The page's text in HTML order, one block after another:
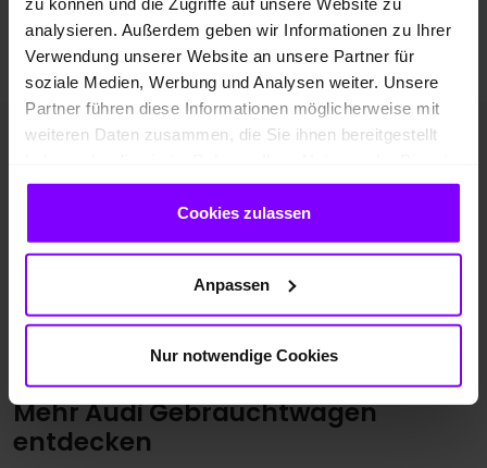
analysieren. Außerdem geben wir Informationen zu Ihrer
Verwendung unserer Website an unsere Partner für
soziale Medien, Werbung und Analysen weiter. Unsere
Partner führen diese Informationen möglicherweise mit
weiteren Daten zusammen, die Sie ihnen bereitgestellt
gesammelt haben.
Cookies zulassen
Anpassen
Nur notwendige Cookies
Zu den Audi TT RS Gebrauchtwagen
Mehr Audi Gebrauchtwagen
entdecken